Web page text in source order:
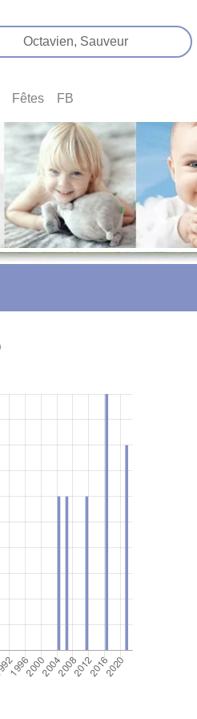
Octavien, Sauveur
Fêtes FB